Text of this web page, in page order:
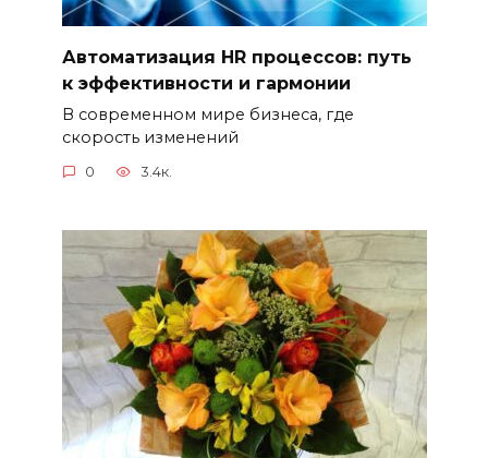
Автоматизация HR процессов: путь
к эффективности и гармонии
В современном мире бизнеса, где
скорость изменений
0 3.4к.